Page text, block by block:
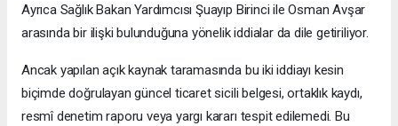
Ayrıca Sağlık Bakan Yardımcısı Şuayıp Birinci ile Osman Avşar
arasında bir ilişki bulunduğuna yönelik iddialar da dile getiriliyor.
Ancak yapılan açık kaynak taramasında bu iki iddiayı kesin
biçimde doğrulayan güncel ticaret sicili belgesi, ortaklık kaydı,
resmî denetim raporu veya yargı kararı tespit edilemedi. Bu